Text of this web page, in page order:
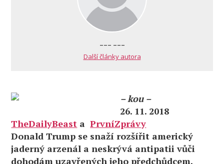
--- ---
Další články autora
– kou –
26. 11. 2018
TheDailyBeast aPrvníZprávy
Donald Trump se snaží rozšířit americký
jaderný arzenál a neskrývá antipatii vůči
dohodám uzavřených jeho předchůdcem.